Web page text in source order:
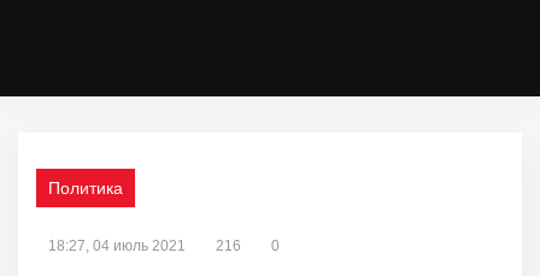
Политика
18:27, 04 июль 2021 216 0